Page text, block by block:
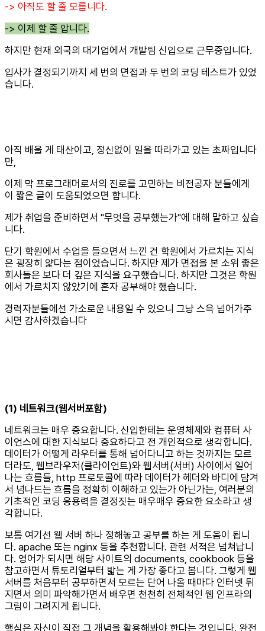
-> 아직도 할 줄 모릅니다.
-> 이제 할 줄 압니다.
하지만 현재 외국의 대기업에서 개발팀 신입으로 근무중입니다.
입사가 결정되기까지 세 번의 면접과 두 번의 코딩 테스트가 있었
습니다.
아직 배울 게 태산이고, 정신없이 일을 따라가고 있는 초짜입니다
만,
이제 막 프로그래머로서의 진로를 고민하는 비전공자 분들에게
이 짧은 글이 도움되었으면 합니다.
제가 취업을 준비하면서 "무엇을 공부했는가"에 대해 말하고 싶습
니다.
단기 학원에서 수업을 들으면서 느낀 건 학원에서 가르치는 지식
은 굉장히 얉다는 점이었습니다. 하지만 제가 면접을 본 소위 좋은
회사들은 보다 더 깊은 지식을 요구했습니다. 하지만 그것은 학원
에서 가르치지 않았기에 혼자 공부해야 했습니다.
경력자분들에선 가소로운 내용일 수 있으니 그냥 스윽 넘어가주
시면 감사하겠습니다
(1) 네트워크(웹서버포함)
네트워크는 매우 중요합니다. 신입한테는 운영체제와 컴퓨터 사
이언스에 대한 지식보다 중요하다고 전 개인적으로 생각합니다.
데이터가 어떻게 라우터를 통해 넘어다니고 하는 것까지는 모르
더라도, 웹브라우저(클라이언트)와 웹서버(서버) 사이에서 일어
나는 흐름들, http 프로토콜에 따라 데이터가 헤더와 바디에 담겨
서 넘나드는 흐름을 정확히 이해하고 있는가 아닌가는, 여러분의
기초적인 코딩 응용력을 결정짓는 매우매우 중요한 요소라고 생
각합니다.
보통 여기선 웹 서버 하나 정해놓고 공부를 하는 게 도움이 됩니
다. apache 또는 nginx 등을 추천합니다. 관련 서적은 넘쳐납니
다. 영어가 되시면 해당 사이트의 documents, cookbook 등을
참고하면서 튜토리얼부터 밟는 게 가장 좋다고 봅니다. 그렇게 웹
서버를 처음부터 공부하면서 모르는 단어 나올 때마다 인터넷 뒤
지면서 의미 파악해가면서 배우면 천천히 전체적인 웹 인프라의
그림이 그려지게 됩니다.
핵심은 자신이 직접 그 개념을 활용해봐야 한다는 것입니다. 완전